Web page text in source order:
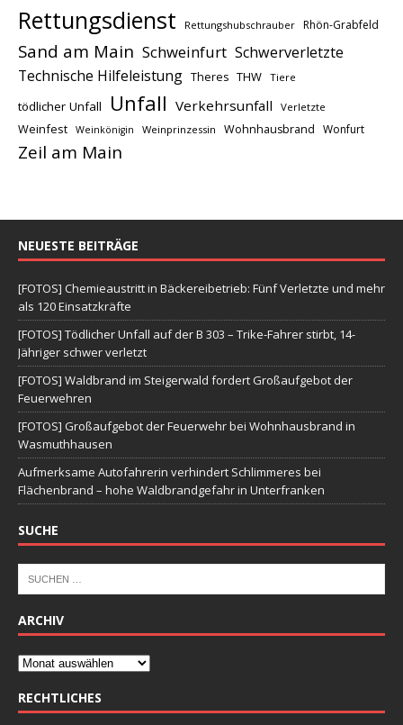
Rettungsdienst Rettungshubschrauber Rhön-Grabfeld
Sand am Main Schweinfurt Schwerverletzte
Technische Hilfeleistung Theres THW Tiere
tödlicher Unfall Unfall Verkehrsunfall Verletzte
Weinfest Weinkönigin Weinprinzessin Wohnhausbrand Wonfurt
Zeil am Main
NEUESTE BEITRÄGE
[FOTOS] Chemieaustritt in Bäckereibetrieb: Fünf Verletzte und mehr
als 120 Einsatzkräfte
[FOTOS] Tödlicher Unfall auf der B 303 – Trike-Fahrer stirbt, 14-
Jähriger schwer verletzt
[FOTOS] Waldbrand im Steigerwald fordert Großaufgebot der
Feuerwehren
[FOTOS] Großaufgebot der Feuerwehr bei Wohnhausbrand in
Wasmuthhausen
Aufmerksame Autofahrerin verhindert Schlimmeres bei
Flächenbrand – hohe Waldbrandgefahr in Unterfranken
SUCHE
ARCHIV
RECHTLICHES